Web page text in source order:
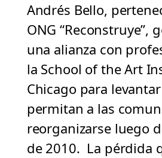
Andrés Bello,
ONG “Reconstruye”,
una alianza con
la School of the Art
Chicago para
permitan a las
reorganizarse luego
de 2010. La pérdida